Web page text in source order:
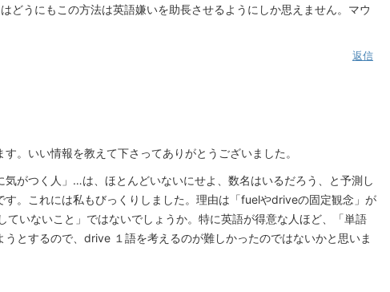
どうにもこの方法は英語嫌いを助長させるようにしか思えません。マウ
返信
。いい情報を教えて下さってありがとうございました。
気がつく人」…は、ほとんどいないにせよ、数名はいるだろう、と予測し
。これには私もびっくりしました。理由は「fuelやdriveの固定観念」が
いないこと」ではないでしょうか。特に英語が得意な人ほど、「単語
とするので、drive １語を考えるのが難しかったのではないかと思いま